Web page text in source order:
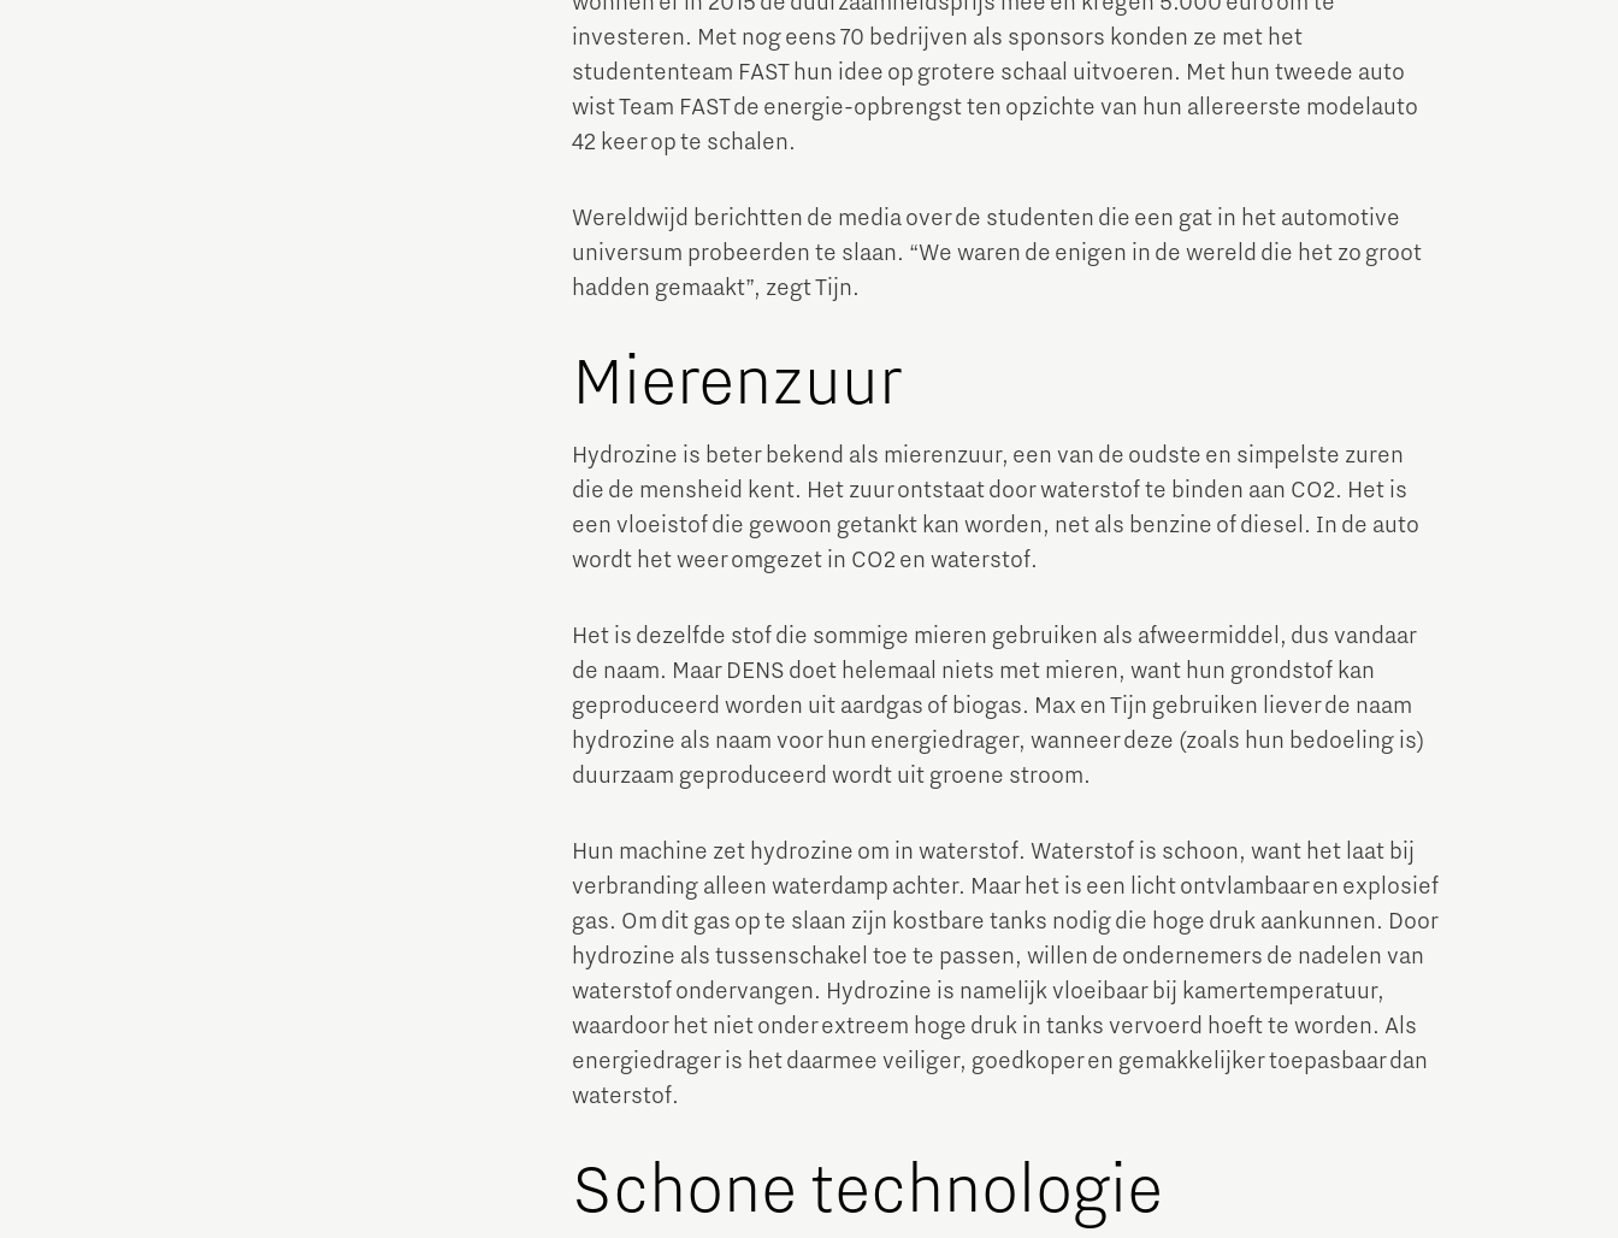
investeren. Met nog eens 70 bedrijven als sponsors konden ze met het
studententeam FAST hun idee op grotere schaal uitvoeren. Met hun tweede auto
wist Team FAST de energie-opbrengst ten opzichte van hun allereerste modelauto
42 keer op te schalen.
Wereldwijd berichtten de media over de studenten die een gat in het automotive
universum probeerden te slaan. “We waren de enigen in de wereld die het zo groot
hadden gemaakt”, zegt Tijn.
Mierenzuur
Hydrozine is beter bekend als mierenzuur, een van de oudste en simpelste zuren
die de mensheid kent. Het zuur ontstaat door waterstof te binden aan CO2. Het is
een vloeistof die gewoon getankt kan worden, net als benzine of diesel. In de auto
wordt het weer omgezet in CO2 en waterstof.
Het is dezelfde stof die sommige mieren gebruiken als afweermiddel, dus vandaar
de naam. Maar DENS doet helemaal niets met mieren, want hun grondstof kan
geproduceerd worden uit aardgas of biogas. Max en Tijn gebruiken liever de naam
hydrozine als naam voor hun energiedrager, wanneer deze (zoals hun bedoeling is)
duurzaam geproduceerd wordt uit groene stroom.
Hun machine zet hydrozine om in waterstof. Waterstof is schoon, want het laat bij
verbranding alleen waterdamp achter. Maar het is een licht ontvlambaar en explosief
gas. Om dit gas op te slaan zijn kostbare tanks nodig die hoge druk aankunnen. Door
hydrozine als tussenschakel toe te passen, willen de ondernemers de nadelen van
waterstof ondervangen. Hydrozine is namelijk vloeibaar bij kamertemperatuur,
waardoor het niet onder extreem hoge druk in tanks vervoerd hoeft te worden. Als
energiedrager is het daarmee veiliger, goedkoper en gemakkelijker toepasbaar dan
waterstof.
Schone technologie